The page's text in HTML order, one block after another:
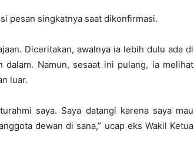
pesan singkatnya saat dikonfirmasi.
Diceritakan, awalnya ia lebih dulu ada di
Namun, sesaat ini pulang, ia melihat
luar.
saya. Saya datangi karena saya mau
dewan di sana,” ucap eks Wakil Ketua